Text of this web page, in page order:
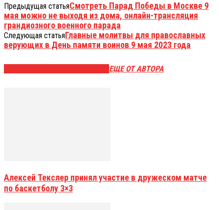
Предыдущая статьяСмотреть Парад Победы в Москве 9
мая можно не выходя из дома, онлайн-трансляция
грандиозного военного парада
Следующая статьяГлавные молитвы для православных
верующих в День памяти воинов 9 мая 2023 года
ЕЩЕ ОТ АВТОРА
Алексей Текслер принял участие в дружеском матче
по баскетболу 3×3